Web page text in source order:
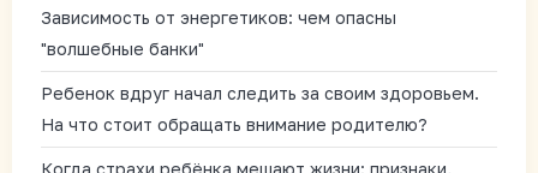
Зависимость от энергетиков: чем опасны
"волшебные банки"
Ребенок вдруг начал следить за своим здоровьем.
На что стоит обращать внимание родителю?
Когда страхи ребёнка мешают жизни: признаки,